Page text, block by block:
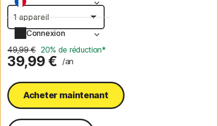
Connexion
49,99 € 20% de réduction*
39,99 € /an
Acheter maintenant